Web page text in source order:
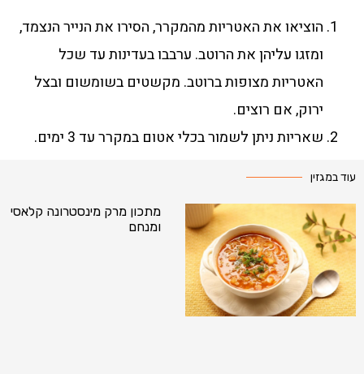
הוציאו את האטריות מהמקרר, הסירו את הנייר הנצמד,
ומזגו עליהן את הרוטב. ערבבו בעדינות עד שכל
האטריות מצופות ברוטב. מקשטים בשומשום ובצל
ירוק, אם רוצים.
שאריות ניתן לשמור בכלי אטום במקרר עד 3 ימים.
עוד במגזין
מתכון מרק מינסטרונה קלאסי
ומנחם